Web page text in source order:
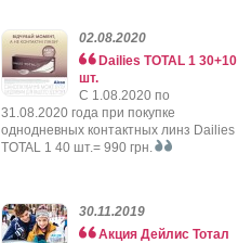
02.08.2020
Dailies TOTAL 1 30+10
шт.
C 1.08.2020 по
31.08.2020 года при покупке
однодневных контактных линз Dailies
TOTAL 1 40 шт.= 990 грн.
30.11.2019
Акция Дейлис Тотал